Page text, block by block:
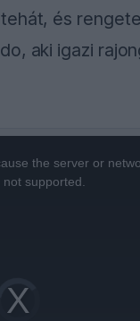
és
aki igazi
Video
Player
loading.
the server or
supported.